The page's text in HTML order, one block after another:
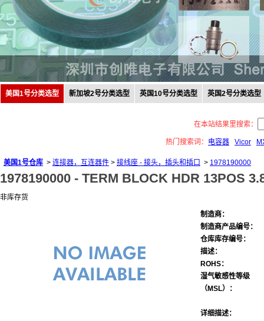
美国1号分类选型 新加坡2号分类选型 英国10号分类选型 英国2号分类选型
在本站结果里搜索：
热门搜索词： 电容器 Vicor
美国1号仓库 > 连接器，互连器件 > 接线座 - 接头，插头和插口 > 1978190000
1978190000 - TERM BLOCK HDR 13POS
非库存货
制造商：
制造商产品编号：
仓库库存编号：
描述：
ROHS：
湿气敏感性等级
（MSL）：
详细描述：